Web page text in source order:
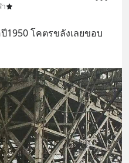
1950 โคตรขลังเลยขอบ